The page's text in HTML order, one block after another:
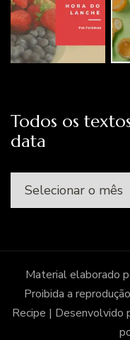
Todos os
data
Todos
os
anteriores,
por
data
Material elaborado
Proibida a
Recipe | Desenvolvido